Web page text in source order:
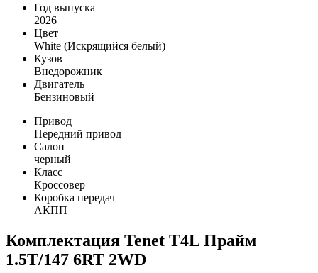
Год выпуска
2026
Цвет
White (Искрящийся белый)
Кузов
Внедорожник
Двигатель
Бензиновый
Привод
Передний привод
Салон
черный
Класс
Кроссовер
Коробка передач
АКПП
Комплектация Tenet T4L Прайм
1.5T/147 6RT 2WD